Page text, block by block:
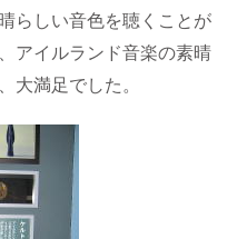
らしい音色を聴くことが
アイルランド音楽の素晴
大満足でした。